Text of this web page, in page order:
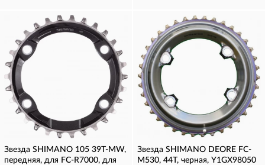
Звезда SHIMANO 105 39T-MW,
передняя, для FC-R7000, для
Звезда SHIMANO DEORE FC-
M530, 44T, черная, Y1GX98050